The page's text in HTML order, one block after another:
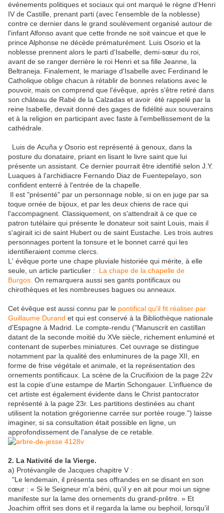
événements politiques et sociaux qui ont marqué le règne d'Henri
IV de Castille, prenant parti (avec l'ensemble de la noblesse)
contre ce dernier dans le grand soulèvement organisé autour de
l'infant Alfonso avant que cette fronde ne soit vaincue et que le
prince Alphonse ne décède prématurément. Luis Osorio et la
noblesse prennent alors le parti d'Isabelle, demi-sœur du roi,
avant de se ranger derrière le roi Henri et sa fille Jeanne, la
Beltraneja. Finalement, le mariage d'Isabelle avec Ferdinand le
Catholique oblige chacun à rétablir de bonnes relations avec le
pouvoir, mais on comprend que l'évêque, après s'être retiré dans
son château de Rabé de la Calzadas et avoir été rappelé par la
reine Isabelle, devait donné des gages de fidélité aux souverains
et à la religion en participant avec faste à l'embellissement de la
cathédrale.
Luis de Acuña y Osorio est représenté à genoux, dans la
posture du donataire, priant en lisant le livre saint que lui
présente un assistant. Ce dernier pourrait être identifié selon J.Y.
Luaques à l'archidiacre Fernando Diaz de Fuentepelayo, son
confident enterré à l'entrée de la chapelle.
Il est "présenté" par un personnage noble, si on en juge par sa
toque ornée de bijoux, et par les deux chiens de race qui
l'accompagnent. Classiquement, on s'attendrait à ce que ce
patron tutélaire qui présente le donateur soit saint Louis, mais il
s'agirait ici de saint Hubert ou de saint Eustache. Les trois autres
personnages portent la tonsure et le bonnet carré qui les
identifieraient comme clercs.
L' évêque porte une chape pluviale historiée qui mérite, à elle
seule, un article particulier : La chape de la chapelle de
Burgos. On remarquera aussi ses gants pontificaux ou
chirothèques et les nombreuses bagues ou anneaux.
Cet évêque est aussi connu par le pontifical qu'il fit réaliser par
Guillaume Durand et qui est conservé à la Bibliothèque nationale
d'Espagne à Madrid. Le compte-rendu ("Manuscrit en castillan
datant de la seconde moitié du XVe siècle, richement enluminé et
contenant de superbes miniatures. Cet ouvrage se distingue
notamment par la qualité des enluminures de la page XII, en
forme de frise végétale et animale, et la représentation des
ornements pontificaux. La scène de la Crucifixion de la page 22v
est la copie d’une estampe de Martin Schongauer. L’influence de
cet artiste est également évidente dans le Christ pantocrator
représenté à la page 23r. Les partitions destinées au chant
utilisent la notation grégorienne carrée sur portée rouge.") laisse
imaginer, si sa consultation était possible en ligne, un
approfondissement de l'analyse de ce retable.
2. La Nativité de la Vierge.
a) Protévangile de Jacques chapitre V :
"Le lendemain, il présenta ses offrandes en se disant en son
cœur : « Si le Seigneur m'a béni, qu'il y en ait pour moi un signe
manifeste sur la lame des ornements du grand-prêtre. » Et
Joachim offrit ses dons et il regarda la lame ou bephoil, lorsqu'il